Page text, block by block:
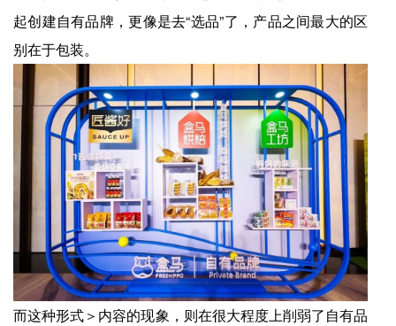
起创建自有品牌，更像是去“选品”了，产品之间最大的区
别在于包装。
而这种形式＞内容的现象，则在很大程度上削弱了自有品